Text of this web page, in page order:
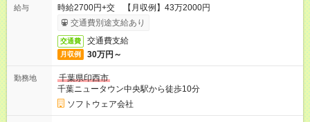
給与
時給2700円+交 【月収例】43万2000円
交通費別途支給あり
交通費 交通費支給
月収例 30万円～
勤務地
千葉県印西市
千葉ニュータウン中央駅から徒歩10分
ソフトウェア会社